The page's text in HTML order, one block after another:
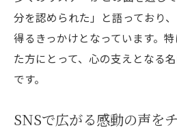
分を認められた」と語っており
得るきっかけとなっています。
た方にとって、心の支えとなる
です。
SNSで広がる感動の声を